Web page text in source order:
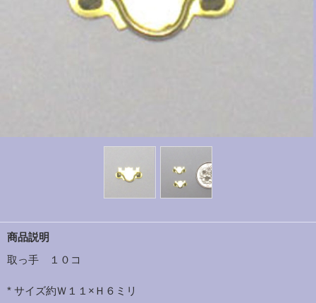
商品説明
取っ手 １０コ
* サイズ約Ｗ１１×Ｈ６ミリ